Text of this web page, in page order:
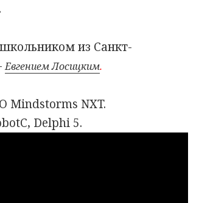
из Санкт-
Евгением Лосицким.
Mindstorms NXT.
Delphi 5.